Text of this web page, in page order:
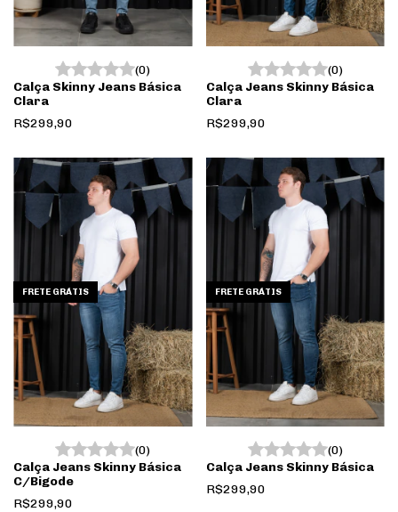
(0)
Calça Skinny Jeans Básica
Clara
R$299,90
(0)
Calça Jeans Skinny Básica
Clara
R$299,90
FRETE GRÁTIS
(0)
Calça Jeans Skinny Básica
C/Bigode
R$299,90
FRETE GRÁTIS
(0)
Calça Jeans Skinny Básica
R$299,90